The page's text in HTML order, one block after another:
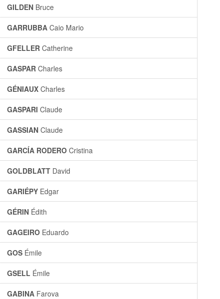
GILDEN Bruce
GARRUBBA Caio Mario
GFELLER Catherine
GASPAR Charles
GÉNIAUX Charles
GASPARI Claude
GASSIAN Claude
GARCÍA RODERO Cristina
GOLDBLATT David
GARIÉPY Edgar
GÉRIN Édith
GAGEIRO Eduardo
GOS Émile
GSELL Émile
GABINA Farova